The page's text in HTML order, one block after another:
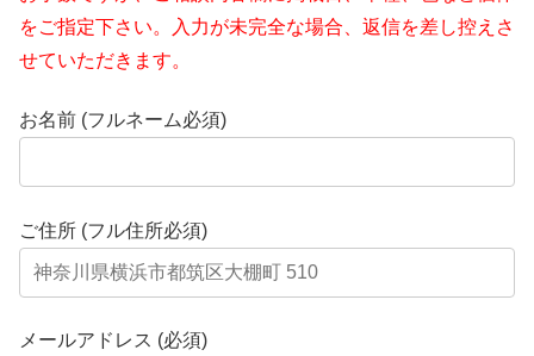
をご指定下さい。入力が未完全な場合、返信を差し控えさ
せていただきます。
お名前 (フルネーム必須)
ご住所 (フル住所必須)
メールアドレス (必須)